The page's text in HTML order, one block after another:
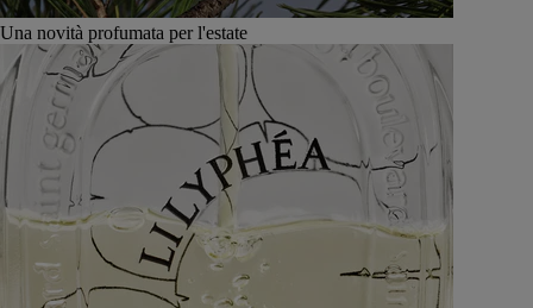
Una novità profumata per l'estate